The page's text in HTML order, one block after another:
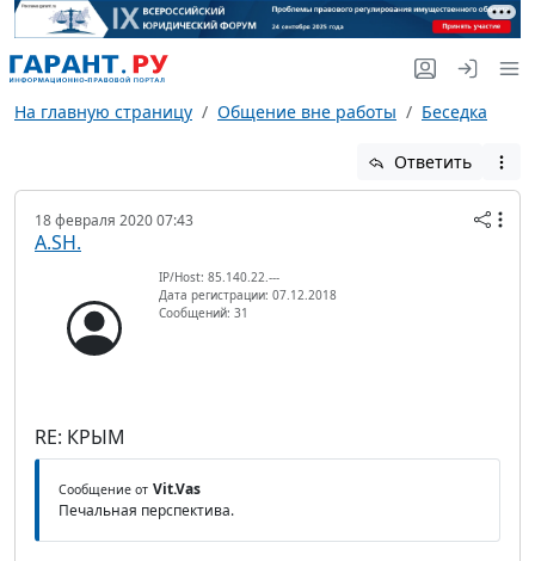
На главную страницу Общение вне работы Беседка
Ответить
18 февраля 2020 07:43
A.SH.
IP/Host: 85.140.22.---
Дата регистрации: 07.12.2018
Сообщений: 31
RE: КРЫМ
Сообщение от Vit.Vas
Печальная перспектива.